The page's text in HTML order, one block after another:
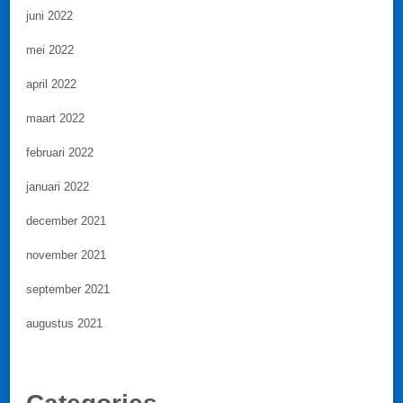
juni 2022
mei 2022
april 2022
maart 2022
februari 2022
januari 2022
december 2021
november 2021
september 2021
augustus 2021